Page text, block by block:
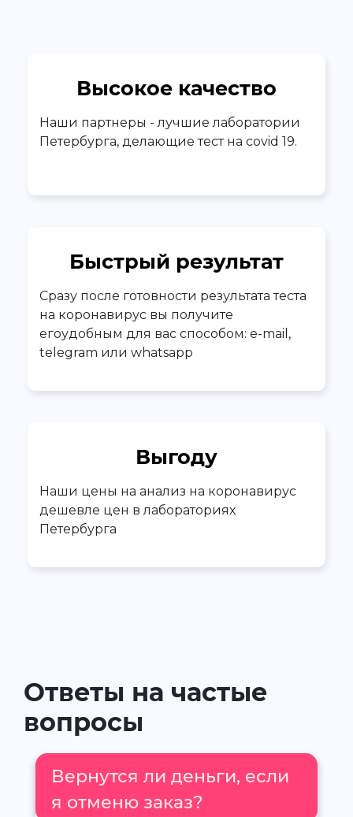
Высокое качество
Наши партнеры - лучшие лаборатории
Петербурга, делающие тест на covid 19.
Быстрый результат
Сразу после готовности результата теста
на коронавирус вы получите
егоудобным для вас способом: e-mail,
telegram или whatsapp
Выгоду
Наши цены на анализ на коронавирус
дешевле цен в лабораториях
Петербурга
Ответы на частые
вопросы
Вернутся ли деньги, если
я отменю заказ?